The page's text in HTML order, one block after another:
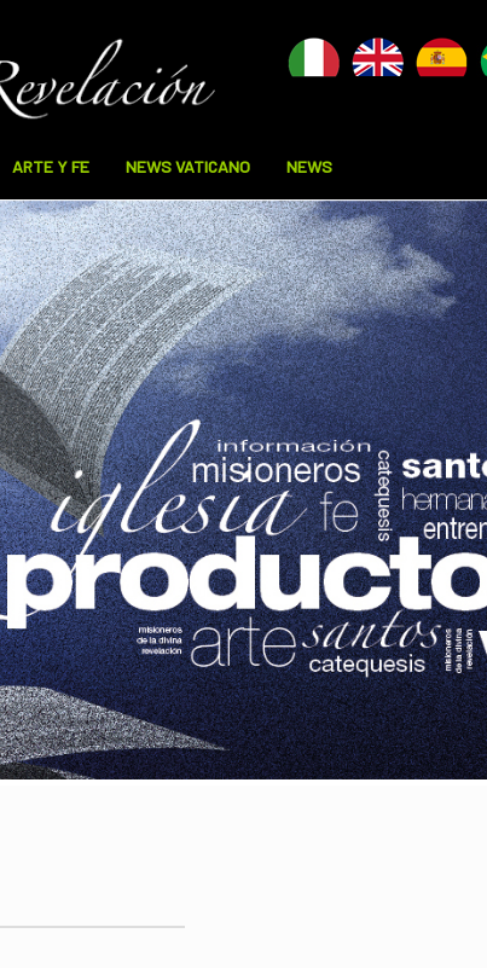
ARTE Y FE NEWS VATICANO NEWS